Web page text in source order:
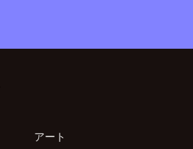
アート